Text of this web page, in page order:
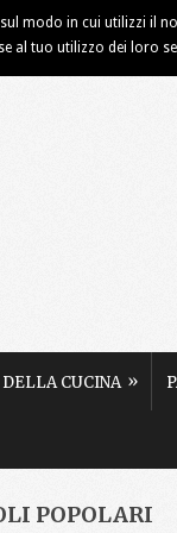
CUCINA »
POPOLARI
modo in cui utilizzi il
al tuo utilizzo dei loro